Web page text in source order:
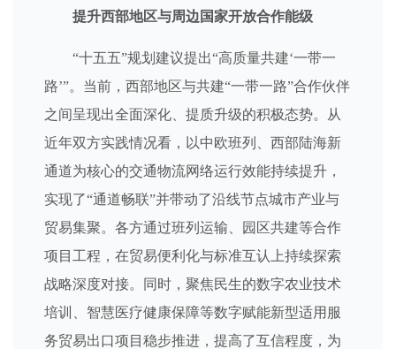
提升西部地区与周边国家开放合作能级
“十五五”规划建议提出“高质量共建‘一带一
路’”。当前，西部地区与共建“一带一路”合作伙伴
之间呈现出全面深化、提质升级的积极态势。从
近年双方实践情况看，以中欧班列、西部陆海新
通道为核心的交通物流网络运行效能持续提升，
实现了“通道畅联”并带动了沿线节点城市产业与
贸易集聚。各方通过班列运输、园区共建等合作
项目工程，在贸易便利化与标准互认上持续探索
战略深度对接。同时，聚焦民生的数字农业技术
培训、智慧医疗健康保障等数字赋能新型适用服
务贸易出口项目稳步推进，提高了互信程度，为